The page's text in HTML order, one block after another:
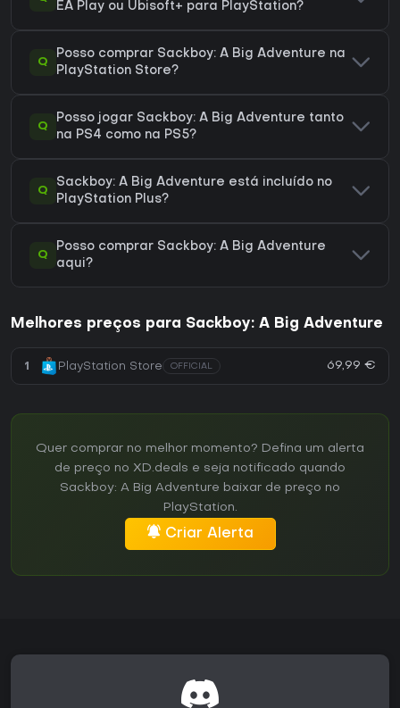
EA Play ou Ubisoft+ para PlayStation?
Q
Posso comprar Sackboy: A Big Adventure na
PlayStation Store?
Q
Posso jogar Sackboy: A Big Adventure tanto
na PS4 como na PS5?
Q
Sackboy: A Big Adventure está incluído no
PlayStation Plus?
Q
Posso comprar Sackboy: A Big Adventure
aqui?
Melhores preços para Sackboy: A Big Adventure
1 PlayStation Store OFFICIAL 69,99 €
Quer comprar no melhor momento? Defina um alerta
de preço no XD.deals e seja notificado quando
Sackboy: A Big Adventure baixar de preço no
PlayStation.
Criar Alerta